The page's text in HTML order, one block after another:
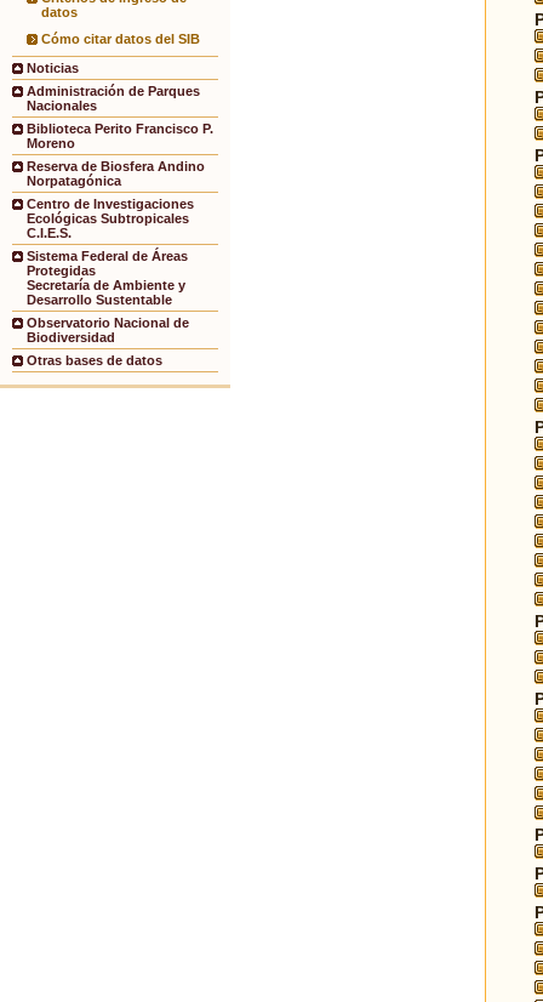
datos
Cómo citar datos del SIB
Noticias
Administración de Parques
Nacionales
Biblioteca Perito Francisco P.
Moreno
Reserva de Biosfera Andino
Norpatagónica
Centro de Investigaciones
Ecológicas Subtropicales
C.I.E.S.
Sistema Federal de Áreas
Protegidas
Secretaría de Ambiente y
Desarrollo Sustentable
Observatorio Nacional de
Biodiversidad
Otras bases de datos